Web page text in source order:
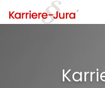
Zum Inhalt springen